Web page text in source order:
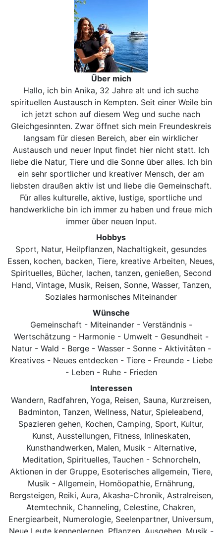
Über mich
Hallo, ich bin Anika, 32 Jahre alt und ich suche
spirituellen Austausch in Kempten. Seit einer Weile bin
ich jetzt schon auf diesem Weg und suche nach
Gleichgesinnten. Zwar öffnet sich mein Freundeskreis
langsam für diesen Bereich, aber ein wirklicher
Austausch und neuer Input findet hier nicht statt. Ich
liebe die Natur, Tiere und die Sonne über alles. Ich bin
ein sehr sportlicher und kreativer Mensch, der am
liebsten draußen aktiv ist und liebe die Gemeinschaft.
Für alles kulturelle, aktive, lustige, sportliche und
handwerkliche bin ich immer zu haben und freue mich
immer über neuen Input.
Hobbys
Sport, Natur, Heilpflanzen, Nachaltigkeit, gesundes
Essen, kochen, backen, Tiere, kreative Arbeiten, Neues,
Spirituelles, Bücher, lachen, tanzen, genießen, Second
Hand, Vintage, Musik, Reisen, Sonne, Wasser, Tanzen,
Soziales harmonisches Miteinander
Wünsche
Gemeinschaft - Miteinander - Verständnis -
Wertschätzung - Harmonie - Umwelt - Gesundheit -
Natur - Wald - Berge - Wasser - Sonne - Aktivitäten -
Kreatives - Neues entdecken - Tiere - Freunde - Liebe
- Leben - Ruhe - Frieden
Interessen
Wandern, Radfahren, Yoga, Reisen, Sauna, Kurzreisen,
Badminton, Tanzen, Wellness, Natur, Spieleabend,
Spazieren gehen, Kochen, Camping, Sport, Kultur,
Kunst, Ausstellungen, Fitness, Inlineskaten,
Kunsthandwerken, Malen, Musik - Alternative,
Meditation, Spirituelles, Tauchen - Schnorcheln,
Aktionen in der Gruppe, Esoterisches allgemein, Tiere,
Musik - Allgemein, Homöopathie, Ernährung,
Bergsteigen, Reiki, Aura, Akasha-Chronik, Astralreisen,
Atemtechnik, Channeling, Celestine, Chakren,
Energiearbeit, Numerologie, Seelenpartner, Universum,
Neue Leute kennenlernen, Pflanzen, Ausgehen, Musik -